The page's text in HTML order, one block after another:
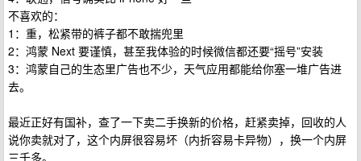
不喜欢的：
1：重，松紧带的裤子都不敢揣兜里
2：鸿蒙 Next 要谨慎，甚至我体验的时候微信都还要“摇号”安装
3：鸿蒙自己的生态里广告也不少，天气应用都能给你塞一堆广告进
去。
最近正好有国补，查了一下卖二手换新的价格，赶紧卖掉，回收的人
说你卖就对了，这个内屏很容易坏（内折容易卡异物），换一个内屏
三千多。